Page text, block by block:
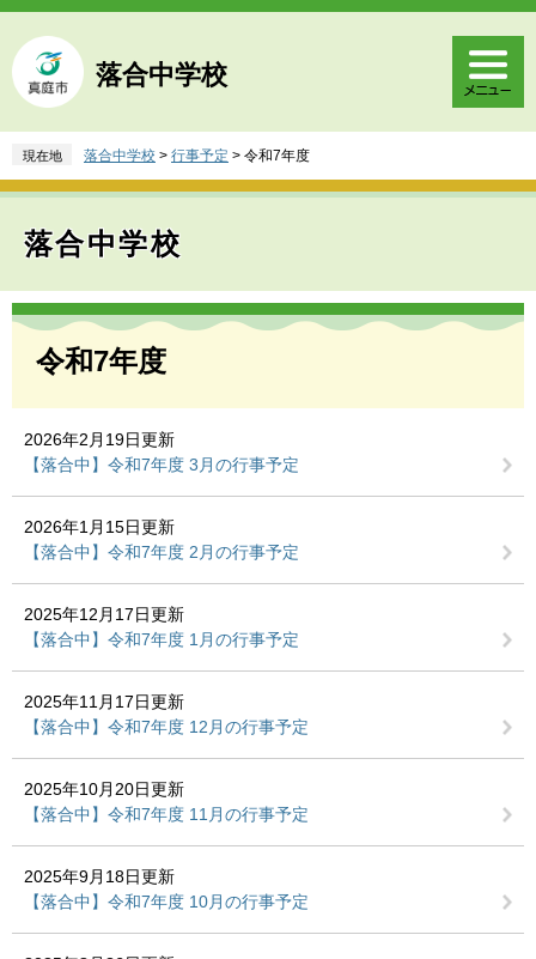
ペ
ジ
の
頭
す
メ
ュ
ー
飛
し
へ
落合中学校
現在地 落合中学校 > 行事予定 > 令和7年度
落合中学校
本
令和7年度
2026年2月19日更新
【落合中】令和7年度 3月の行事予定
2026年1月15日更新
【落合中】令和7年度 2月の行事予定
2025年12月17日更新
【落合中】令和7年度 1月の行事予定
2025年11月17日更新
【落合中】令和7年度 12月の行事予定
2025年10月20日更新
【落合中】令和7年度 11月の行事予定
2025年9月18日更新
【落合中】令和7年度 10月の行事予定